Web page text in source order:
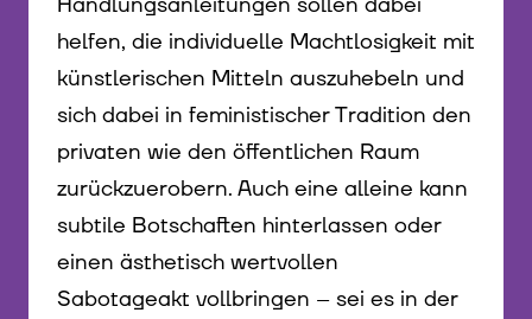
helfen, die individuelle Machtlosigkeit mit
künstlerischen Mitteln auszuhebeln und
sich dabei in feministischer Tradition den
privaten wie den öffentlichen Raum
zurückzuerobern. Auch eine alleine kann
subtile Botschaften hinterlassen oder
einen ästhetisch wertvollen
Sabotageakt vollbringen – sei es in der